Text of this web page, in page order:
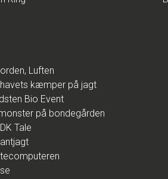
Luften
kæmper på jagt
Bio Event
på bondegården
Tale